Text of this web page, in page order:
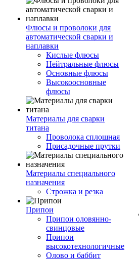
Флюсы и проволоки для
автоматической сварки и
наплавки
Кислые флюсы
Нейтральные флюсы
Основные флюсы
Высокоосновные
флюсы
Материалы для сварки
титана
Проволока сплошная
Присадочные прутки
Материалы специального
назначения
Строжка и резка
Припои
Припои оловянно-
свинцовые
Припои
высокотехнологичные
Олово и баббит